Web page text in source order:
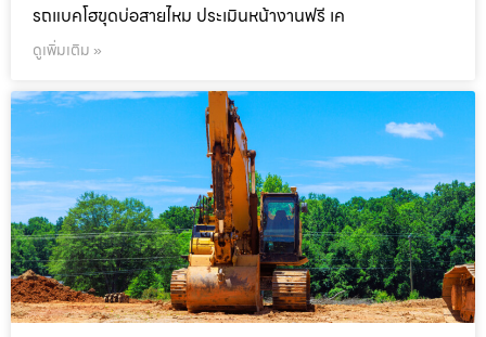
รถแบคโฮขุดบ่อสายไหม ประเมินหน้างานฟรี เค
ดูเพิ่มเติม »